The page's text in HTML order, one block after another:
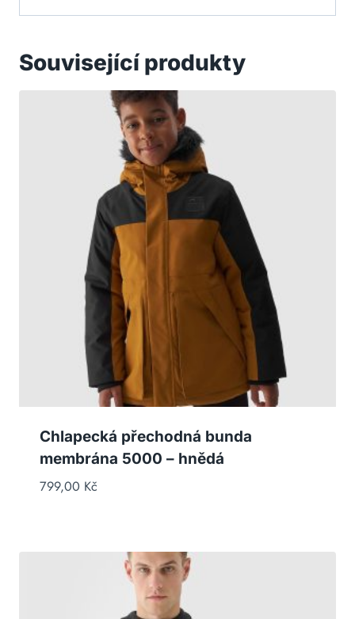
Související produkty
Chlapecká přechodná bunda
membrána 5000 – hnědá
799,00 Kč